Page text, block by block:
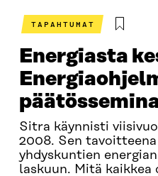
TAPAHTUMAT
Energiasta
Sitra käynnisti
2008. Sen
yhdyskuntien
laskuun. Mitä kaikkea